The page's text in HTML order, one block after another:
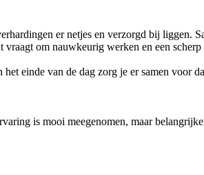
er netjes en verzorgd bij liggen.
om nauwkeurig werken en een
einde van de dag zorg je er samen
is mooi meegenomen, maar